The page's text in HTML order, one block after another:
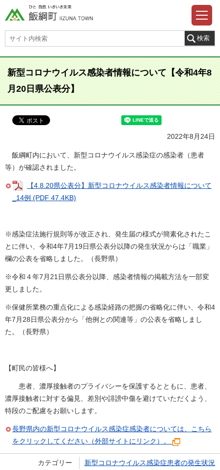
新型コロナウイルス感染者情報について【令和4年8
月20日県公表分】
2022年8月24日
飯綱町内において、新型コロナウイルス感染症の感染者（患者
等）が確認されました。
【4.8.20県公表分】新型コロナウイルス感染者情報について
_14例 (PDF 47.4KB)
※感染症法施行規則等が改正され、発生届の様式が簡素化されたこ
とに伴い、令和4年7月19日県公表分以降の発生状況からは「職業」
欄の公表を省略しました。（長野県）
※令和４年7月21日県公表分以降、感染者情報の掲載方法を一部変
更しました。
※保健所業務の重点化による感染経路の把握の省略化に伴い、令和4
年7月28日県公表分から「他例との関連等」の公表を省略しまし
た。（長野県）
【町民の皆様へ】
患者、濃厚接触者のプライバシーを保護するとともに、患者、
濃厚接触者に対する偏見、差別や誹謗中傷を避けていただくよう、
特段のご配慮をお願いします。
長野県内の新型コロナウイルス感染症感染者については、こちら
をクリックしてください（外部サイトにリンク）。
カテゴリー 新型コロナウイルス感染症患者の発生状況